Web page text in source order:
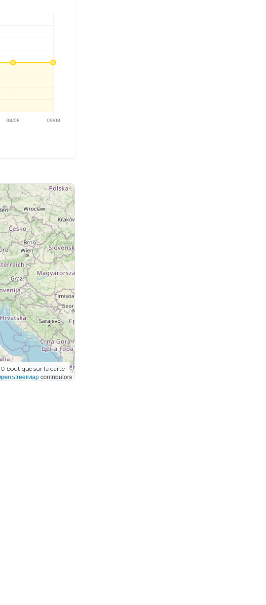
contributors
0 boutique sur la carte